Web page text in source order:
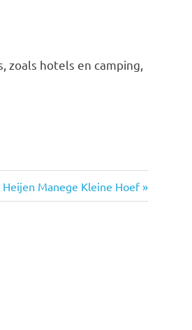
zoals hotels en camping,
Manege Kleine Hoef